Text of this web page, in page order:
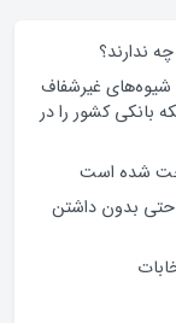
ندارند؟
غیرشفاف
بانکی کشور را در
بدون داشتن